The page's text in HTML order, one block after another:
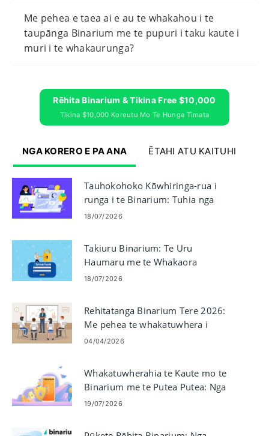
Me pehea e taea ai e au te whakahou i te
taupānga Binarium me te pupuri i taku kaute i
muri i te whakaurunga?
Rēhita Binarium & Tikina Free $10,000
Tikina $10,000 Koreutu Mo Te Hunga Timata
NGA KORERO E PA ANA ĒTAHI ATU KAITUHI
Tauhokohoko Kōwhiringa-rua i
runga i te Binarium: Tuhia nga
Hokohoko, Panui Tutohi,
18/07/2026
Takiuru Binarium: Te Uru
Haumaru me te Whakaora
Kupuhipa
18/07/2026
Rehitatanga Binarium Tere 2026:
Me pehea te whakatuwhera i
tetahi Kaute i roto i nga meneti
04/04/2026
Whakatuwherahia te Kaute mo te
Binarium me te Putea Putea: Nga
Waahi me nga Whakaritenga
19/07/2026